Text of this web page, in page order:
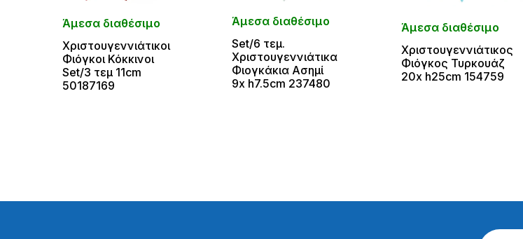
Άμεσα διαθέσιμο
Χριστουγεννιάτικοι
Φιόγκοι Κόκκινοι
Set/3 τεμ 11cm
50187169
Άμεσα διαθέσιμο
Set/6 τεμ.
Χριστουγεννιάτικα
Φιογκάκια Ασημί
9x h7.5cm 237480
Άμεσα διαθέσιμο
Χριστουγεννιάτικος
Φιόγκος Τυρκουάζ
20x h25cm 154759